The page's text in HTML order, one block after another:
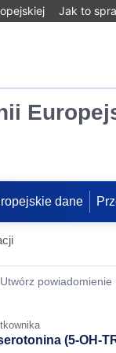
Jak to
dane
Portlet
Utwórz powiadomienie
(5-OH-